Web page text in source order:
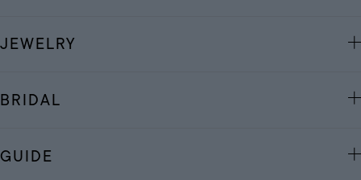
JEWELRY
BRIDAL
GUIDE